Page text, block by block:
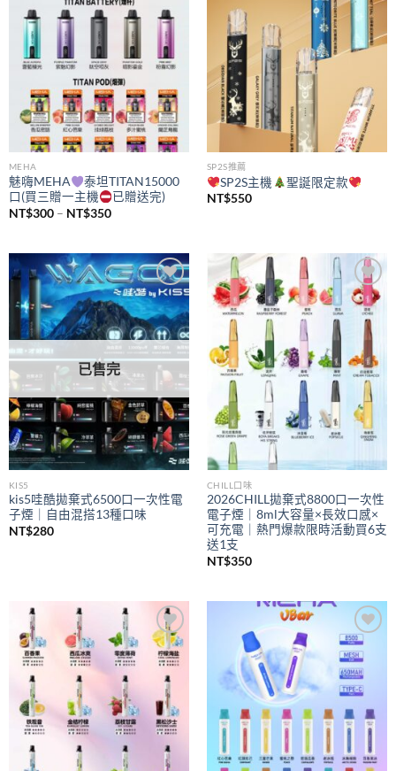
MEHA
魅嗨MEHA
泰坦TITAN15000
口(買三贈一主機
已贈送完)
NT$300 – NT$350價
NT$300
到
NT$350
SP2S推薦
SP2S主機
聖誕限定款
NT$550
Add to
wishlist
已售完
KIS5
kis5哇酷拋棄式6500口一次性電
子煙｜自由混搭13種口味
NT$280
Add to
wishlist
CHILL口味
2026CHILL拋棄式8800口一次性
電子煙｜8ml大容量×長效口感×
可充電｜熱門爆款限時活動買6支
送1支
NT$350
Add to
wishlist
Add to
wishlist